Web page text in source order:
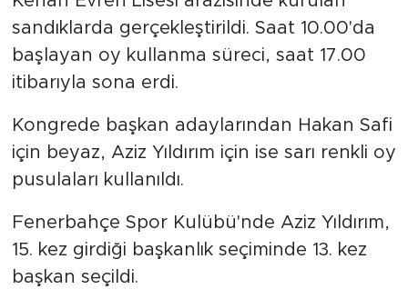
sandıklarda gerçekleştirildi. Saat 10.00'da
başlayan oy kullanma süreci, saat 17.00
itibarıyla sona erdi.
Kongrede başkan adaylarından Hakan Safi
için beyaz, Aziz Yıldırım için ise sarı renkli oy
pusulaları kullanıldı.
Fenerbahçe Spor Kulübü'nde Aziz Yıldırım,
15. kez girdiği başkanlık seçiminde 13. kez
başkan seçildi.